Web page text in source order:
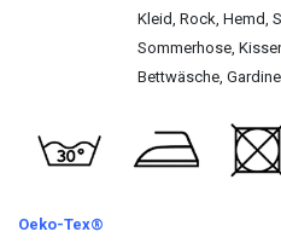
Kleid, Rock, Hemd,
Sommerhose,
Bettwäsche,
Oeko-Tex®